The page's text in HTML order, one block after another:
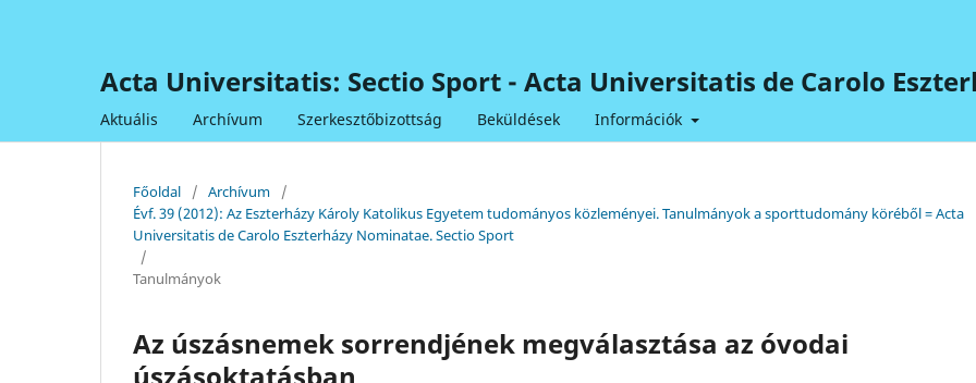
Acta Universitatis: Sectio Sport - Acta Universitatis de Carolo
Aktuális Archívum Szerkesztőbizottság Beküldések Információk
Főoldal / Archívum
/
Évf. 39 (2012): Az Eszterházy Károly Katolikus Egyetem tudományos közleményei. Tanulmányok a sporttudomány köréből = Acta
Universitatis de Carolo Eszterházy Nominatae. Sectio Sport
/
Tanulmányok
Az úszásnemek sorrendjének megválasztása az óvodai